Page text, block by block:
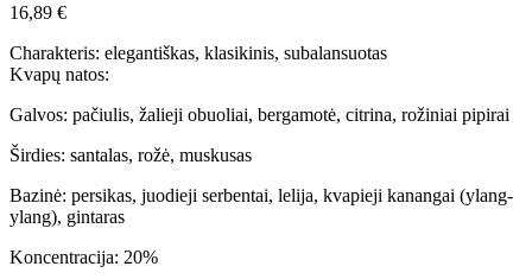
16,89 €
Charakteris: elegantiškas, klasikinis, subalansuotas
Kvapų natos:
Galvos: pačiulis, žalieji obuoliai, bergamotė, citrina, rožiniai pipirai
Širdies: santalas, rožė, muskusas
Bazinė: persikas, juodieji serbentai, lelija, kvapieji kanangai (ylang-
ylang), gintaras
Koncentracija: 20%